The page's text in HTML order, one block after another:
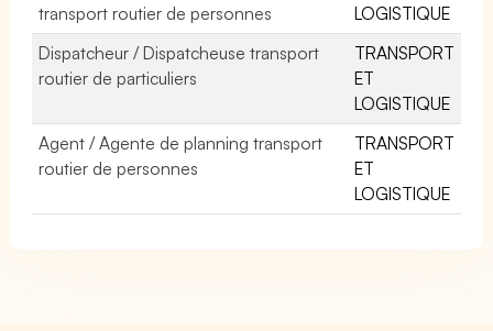
transport routier de personnes
LOGISTIQUE
Dispatcheur / Dispatcheuse transport
routier de particuliers
TRANSPORT
ET
LOGISTIQUE
Agent / Agente de planning transport
routier de personnes
TRANSPORT
ET
LOGISTIQUE